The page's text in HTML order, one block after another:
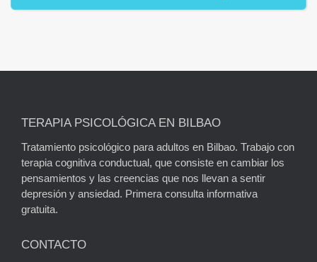
TERAPIA PSICOLÓGICA EN BILBAO
Tratamiento psicológico para adultos en Bilbao. Trabajo con
terapia cognitiva conductual, que consiste en cambiar los
pensamientos y las creencias que nos llevan a sentir
depresión y ansiedad. Primera consulta informativa
gratuita.
CONTACTO